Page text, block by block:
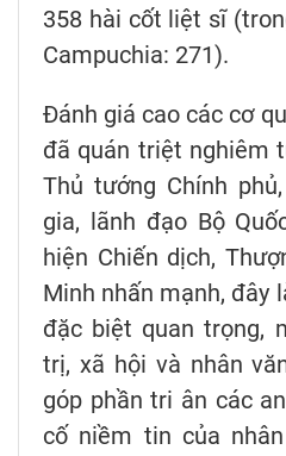
358 hài cốt liệt sĩ
Campuchia: 271).
Đánh giá cao các cơ
đã quán triệt nghiêm
Thủ tướng Chính
gia, lãnh đạo Bộ
hiện Chiến dịch,
Minh nhấn mạnh, đây
đặc biệt quan trọng,
trị, xã hội và nhân
góp phần tri ân các
cố niềm tin của